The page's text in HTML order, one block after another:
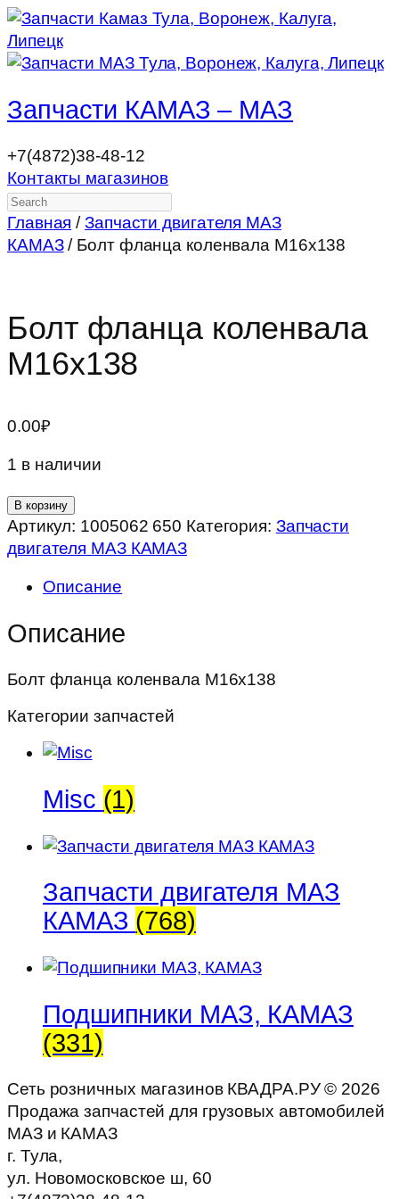
Запчасти КАМАЗ – МАЗ
+7(4872)38-48-12
Контакты магазинов
Search
Главная /Запчасти двигателя МАЗ
КАМАЗ/ Болт фланца коленвала М16х138
Болт фланца коленвала
М16х138
0.00₽
1 в наличии
Количество
товара
Болт
коленвала
В корзину
Артикул: 1005062 650 Категория: Запчасти
двигателя МАЗ КАМАЗ
Описание
Описание
Болт фланца коленвала М16х138
Категории запчастей
Misc (1)
Запчасти двигателя МАЗ
КАМАЗ (768)
Подшипники МАЗ, КАМАЗ
(331)
Сеть розничных магазинов КВАДРА.РУ © 2026
Продажа запчастей для грузовых автомобилей
МАЗ и КАМАЗ
г. Тула,
ул. Новомосковское ш, 60